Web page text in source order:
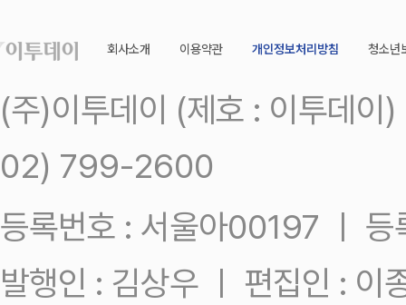
회사소개 이용약관 개인정보처리방침 청소년
(주)이투데이 (제호 : 이투데
02) 799-2600
등록번호 : 서울아00197 ㅣ
발행인 : 김상우 ㅣ 편집인 : 이